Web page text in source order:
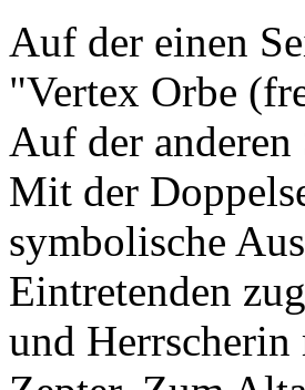
Auf der einen
"Vertex Orbe
Auf der
Mit der
symbolische
Eintretenden
und